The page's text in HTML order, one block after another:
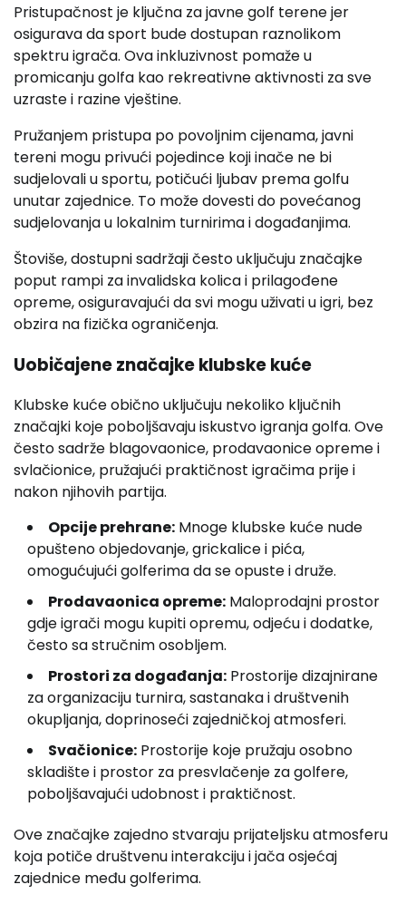
Pristupačnost je ključna za javne golf terene jer
osigurava da sport bude dostupan raznolikom
spektru igrača. Ova inkluzivnost pomaže u
promicanju golfa kao rekreativne aktivnosti za sve
uzraste i razine vještine.
Pružanjem pristupa po povoljnim cijenama, javni
tereni mogu privući pojedince koji inače ne bi
sudjelovali u sportu, potičući ljubav prema golfu
unutar zajednice. To može dovesti do povećanog
sudjelovanja u lokalnim turnirima i događanjima.
Štoviše, dostupni sadržaji često uključuju značajke
poput rampi za invalidska kolica i prilagođene
opreme, osiguravajući da svi mogu uživati u igri, bez
obzira na fizička ograničenja.
Uobičajene značajke klubske kuće
Klubske kuće obično uključuju nekoliko ključnih
značajki koje poboljšavaju iskustvo igranja golfa. Ove
često sadrže blagovaonice, prodavaonice opreme i
svlačionice, pružajući praktičnost igračima prije i
nakon njihovih partija.
Opcije prehrane: Mnoge klubske kuće nude
opušteno objedovanje, grickalice i pića,
omogućujući golferima da se opuste i druže.
Prodavaonica opreme: Maloprodajni prostor
gdje igrači mogu kupiti opremu, odjeću i dodatke,
često sa stručnim osobljem.
Prostori za događanja: Prostorije dizajnirane
za organizaciju turnira, sastanaka i društvenih
okupljanja, doprinoseći zajedničkoj atmosferi.
Svačionice: Prostorije koje pružaju osobno
skladište i prostor za presvlačenje za golfere,
poboljšavajući udobnost i praktičnost.
Ove značajke zajedno stvaraju prijateljsku atmosferu
koja potiče društvenu interakciju i jača osjećaj
zajednice među golferima.